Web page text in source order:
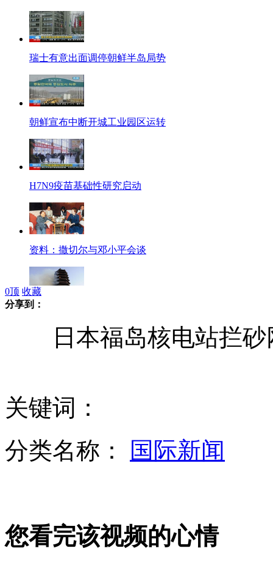
瑞士有意出面调停朝鲜半岛局势
朝鲜宣布中断开城工业园区运转
H7N9疫苗基础性研究启动
资料：撒切尔与邓小平会谈
北京园博会永定塔突发大火
浙江调查叔侄奸杀冤案"女神探"聂海芬
监拍无证驾驶违章 摩托司机拖行交警
全国共发现24例人感染H7N9禽流感病例
0顶 收藏
分享到：
日本福岛核电站拦砂
关键词：
分类名称：
国际新闻
您看完该视频的心情